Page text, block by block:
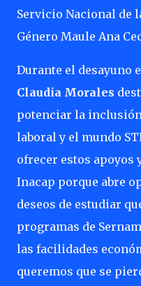
Servicio Nacional de
Género Maule Ana
Durante el desayuno
Claudia Morales
potenciar la
laboral y el mundo
ofrecer estos apoyos
Inacap porque abre
deseos de estudiar
programas de
las facilidades
queremos que se